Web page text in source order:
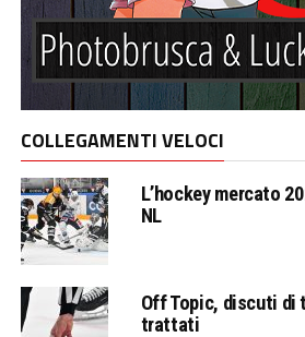
COLLEGAMENTI VELOCI
L’hockey mercato
NL
Off Topic, discuti di
trattati